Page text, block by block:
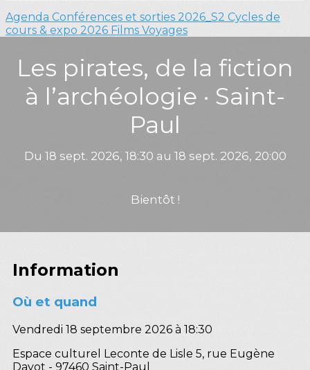
Agenda Conférences et sorties 2026_S2 Cycles de
cours & expo 2026 Films Voyages
Les pirates, de la fiction
à l’archéologie · Saint-
Paul
Du 18 sept. 2026, 18:30 au 18 sept. 2026, 20:00
Bientôt !
Information
Où et quand
Vendredi 18 septembre 2026 à 18:30
Espace culturel Leconte de Lisle 5, rue Eugène
Dayot - 97460 Saint-Paul